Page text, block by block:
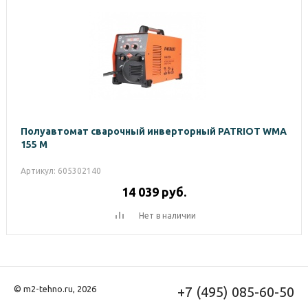
Полуавтомат сварочный инверторный PATRIOT WMA
155 M
Артикул: 605302140
14 039 руб.
Нет в наличии
© m2-tehno.ru, 2026 +7 (495) 085-60-50